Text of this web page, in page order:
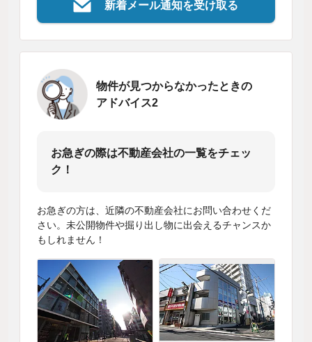
新着メール通知を受け取る
物件が見つからなかったときの
アドバイス2
お急ぎの際は不動産会社の一覧をチェッ
ク！
お急ぎの方は、近隣の不動産会社にお問い合わせくだ
さい。未公開物件や掘り出し物に出会えるチャンスか
もしれません！